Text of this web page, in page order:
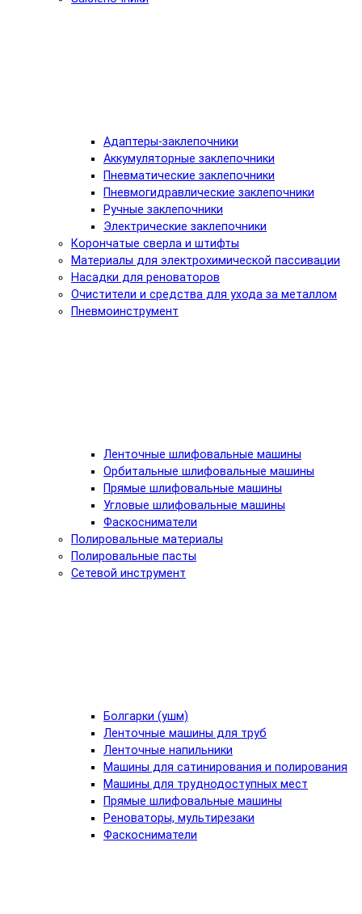
Адаптеры-заклепочники
Аккумуляторные заклепочники
Пневматические заклепочники
Пневмогидравлические заклепочники
Ручные заклепочники
Электрические заклепочники
Корончатые сверла и штифты
Материалы для электрохимической пассивации
Насадки для реноваторов
Очистители и средства для ухода за металлом
Пневмоинструмент
Ленточные шлифовальные машины
Орбитальные шлифовальные машины
Прямые шлифовальные машины
Угловые шлифовальные машины
Фаскосниматели
Полировальные материалы
Полировальные пасты
Сетевой инструмент
Болгарки (ушм)
Ленточные машины для труб
Ленточные напильники
Машины для сатинирования и полирования
Машины для труднодоступных мест
Прямые шлифовальные машины
Реноваторы, мультирезаки
Фаскосниматели